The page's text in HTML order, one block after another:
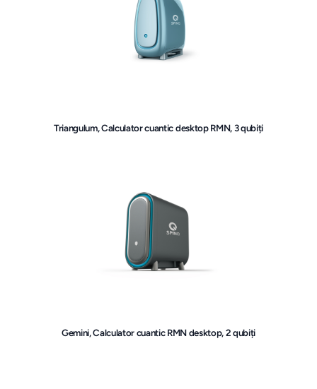
Triangulum, Calculator cuantic desktop RMN, 3 qubiți
Gemini, Calculator cuantic RMN desktop, 2 qubiți